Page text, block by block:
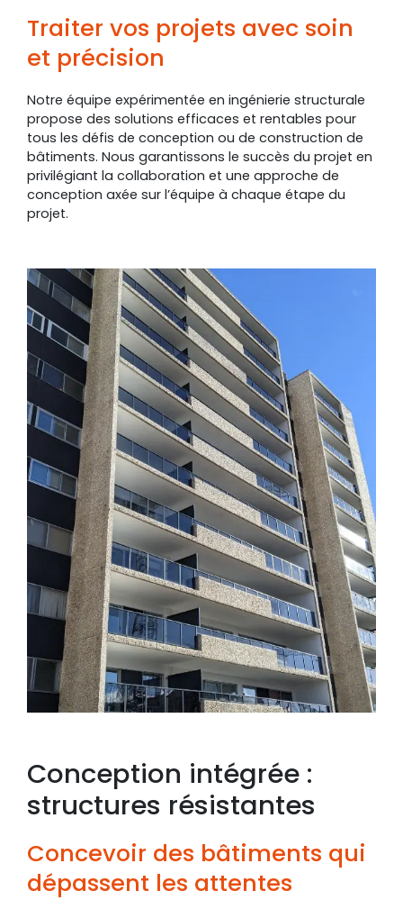
Traiter vos projets avec soin
et précision
Notre équipe expérimentée en ingénierie structurale
propose des solutions efficaces et rentables pour
tous les défis de conception ou de construction de
bâtiments. Nous garantissons le succès du projet en
privilégiant la collaboration et une approche de
conception axée sur l’équipe à chaque étape du
projet.
Conception intégrée :
structures résistantes
Concevoir des bâtiments qui
dépassent les attentes